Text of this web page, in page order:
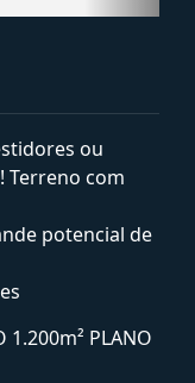
ou
Terreno com
potencial de
1.200m² PLANO